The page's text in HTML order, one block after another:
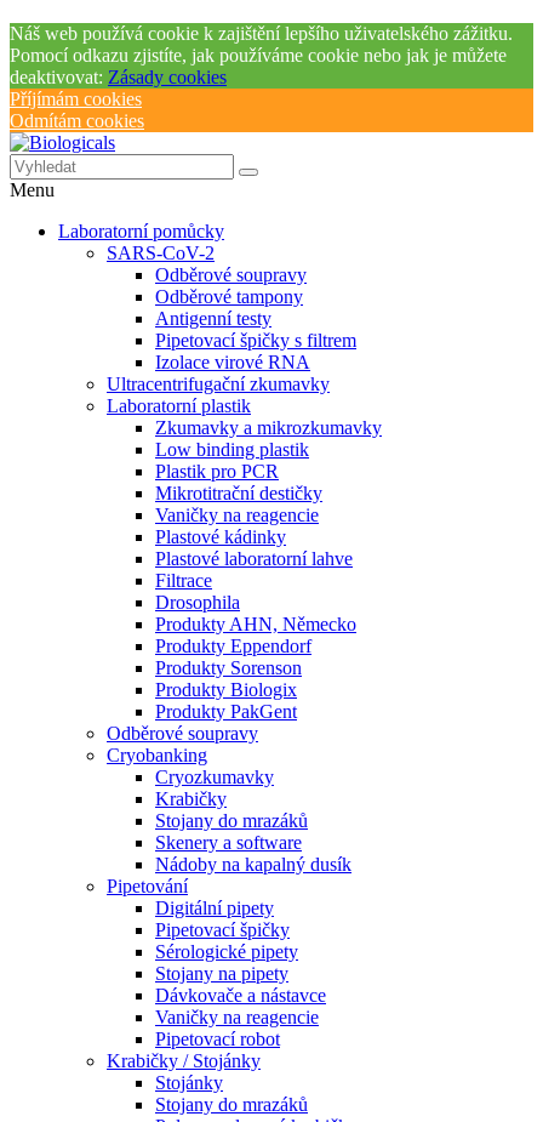
Náš web používá cookie k zajištění lepšího uživatelského zážitku.
Pomocí odkazu zjistíte, jak používáme cookie nebo jak je můžete
deaktivovat: Zásady cookies
Příjímám cookies
Odmítám cookies
Menu
Laboratorní pomůcky
SARS-CoV-2
Odběrové soupravy
Odběrové tampony
Antigenní testy
Pipetovací špičky s filtrem
Izolace virové RNA
Ultracentrifugační zkumavky
Laboratorní plastik
Zkumavky a mikrozkumavky
Low binding plastik
Plastik pro PCR
Mikrotitrační destičky
Vaničky na reagencie
Plastové kádinky
Plastové laboratorní lahve
Filtrace
Drosophila
Produkty AHN, Německo
Produkty Eppendorf
Produkty Sorenson
Produkty Biologix
Produkty PakGent
Odběrové soupravy
Cryobanking
Cryozkumavky
Krabičky
Stojany do mrazáků
Skenery a software
Nádoby na kapalný dusík
Pipetování
Digitální pipety
Pipetovací špičky
Sérologické pipety
Stojany na pipety
Dávkovače a nástavce
Vaničky na reagencie
Pipetovací robot
Krabičky / Stojánky
Stojánky
Stojany do mrazáků